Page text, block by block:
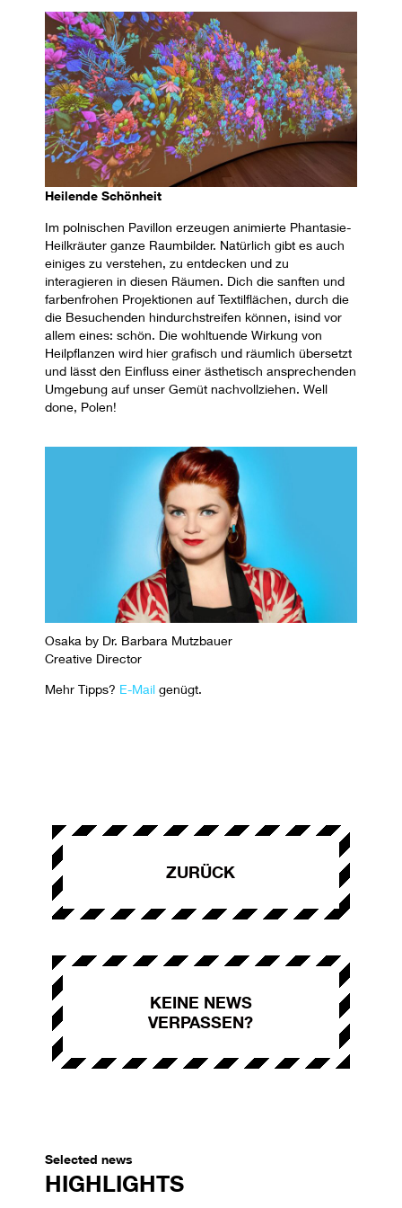
Heilende Schönheit
Im polnischen Pavillon erzeugen animierte Phantasie-
Heilkräuter ganze Raumbilder. Natürlich gibt es auch
einiges zu verstehen, zu entdecken und zu
interagieren in diesen Räumen. Dich die sanften und
farbenfrohen Projektionen auf Textilflächen, durch die
die Besuchenden hindurchstreifen können, isind vor
allem eines: schön. Die wohltuende Wirkung von
Heilpflanzen wird hier grafisch und räumlich übersetzt
und lässt den Einfluss einer ästhetisch ansprechenden
Umgebung auf unser Gemüt nachvollziehen. Well
done, Polen!
Osaka by Dr. Barbara Mutzbauer
Creative Director
Mehr Tipps? E-Mail genügt.
ZURÜCK
KEINE NEWS
VERPASSEN?
Selected news
HIGHLIGHTS